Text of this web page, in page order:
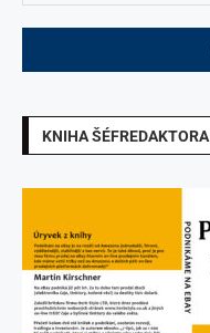
KNIHA ŠÉFREDAKTORA